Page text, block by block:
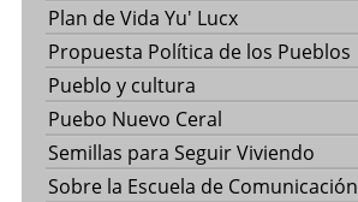
Plan de Vida Yu' Lucx
Propuesta Política de los Pueblos
Pueblo y cultura
Puebo Nuevo Ceral
Semillas para Seguir Viviendo
Sobre la Escuela de Comunicación